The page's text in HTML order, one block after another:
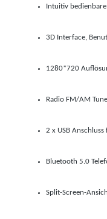
Intuitiv
3D Interface,
1280*720
Radio FM/AM
2 x USB
Bluetooth 5.0
Split-Screen-